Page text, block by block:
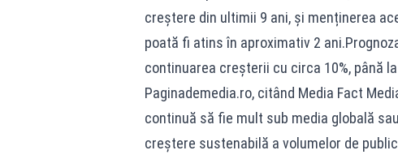
creștere din ultimii 9 ani, și menținerea
poată fi atins în aproximativ 2
continuarea creșterii cu circa 10%, până
Paginademedia.ro, citând Media Fact
continuă să fie mult sub media globală
creştere sustenabilă a volumelor de